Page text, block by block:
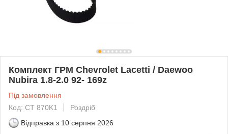
Комплект ГРМ Chevrolet Lacetti / Daewoo
Nubira 1.8-2.0 92- 169z
Під замовлення
Код: CT 870K1
Роздріб
Відправка з 10 серпня 2026